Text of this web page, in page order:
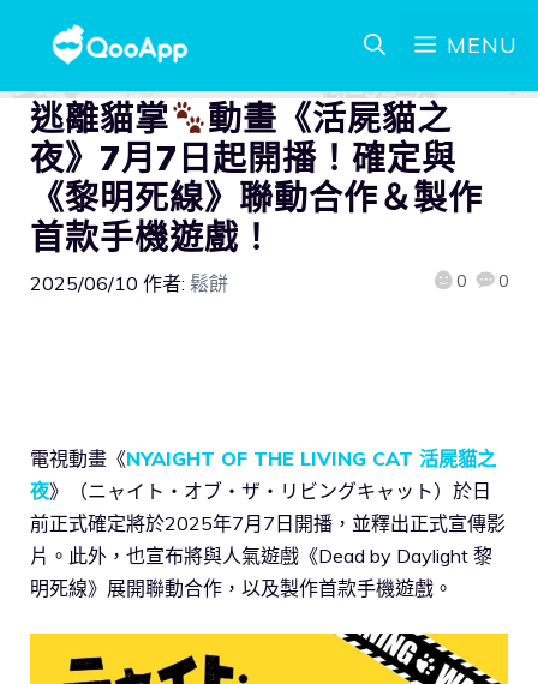
MENU
逃離貓掌
動畫《活屍貓之
夜》7月7日起開播！確定與
《黎明死線》聯動合作＆製作
首款手機遊戲！
2025/06/10 作者: 鬆餅 0 0
電視動畫《NYAIGHT OF THE LIVING CAT 活屍貓之
夜》（ニャイト・オブ・ザ・リビングキャット）於日
前正式確定將於2025年7月7日開播，並釋出正式宣傳影
片。此外，也宣布將與人氣遊戲《Dead by Daylight 黎
明死線》展開聯動合作，以及製作首款手機遊戲。